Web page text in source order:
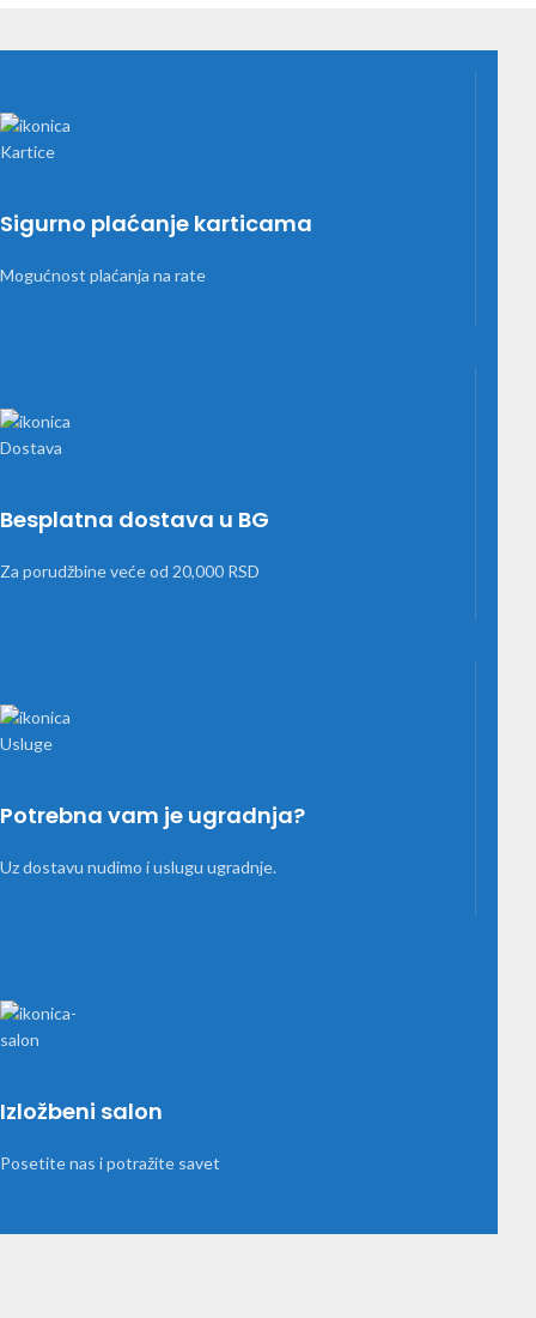
Sigurno plaćanje karticama
Mogućnost plaćanja na rate
Besplatna dostava u BG
Za porudžbine veće od 20,000 RSD
Potrebna vam je ugradnja?
Uz dostavu nudimo i uslugu ugradnje.
Izložbeni salon
Posetite nas i potražite savet